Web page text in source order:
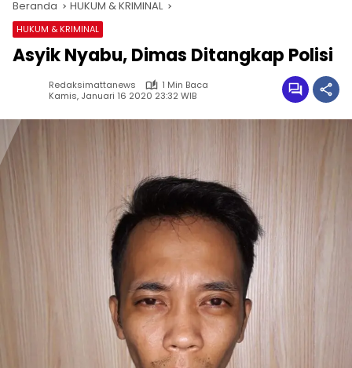
Beranda HUKUM & KRIMINAL
HUKUM & KRIMINAL
Asyik Nyabu, Dimas Ditangkap Polisi
Redaksimattanews
1 Min Baca
Kamis, Januari 16 2020 23:32 WIB